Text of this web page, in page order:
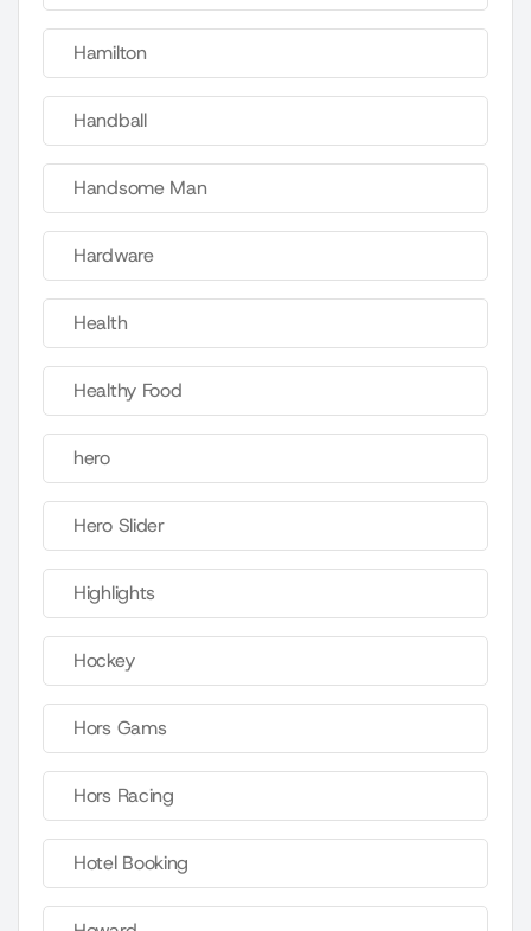
Hamilton
Handball
Handsome Man
Hardware
Health
Healthy Food
hero
Hero Slider
Highlights
Hockey
Hors Gams
Hors Racing
Hotel Booking